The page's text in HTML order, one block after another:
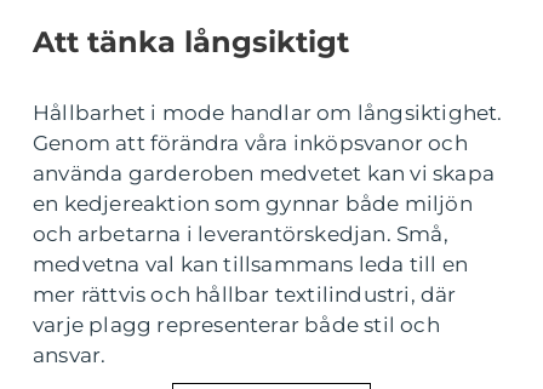
Att tänka långsiktigt
Hållbarhet i mode handlar om långsiktighet.
Genom att förändra våra inköpsvanor och
använda garderoben medvetet kan vi skapa
en kedjereaktion som gynnar både miljön
och arbetarna i leverantörskedjan. Små,
medvetna val kan tillsammans leda till en
mer rättvis och hållbar textilindustri, där
varje plagg representerar både stil och
ansvar.